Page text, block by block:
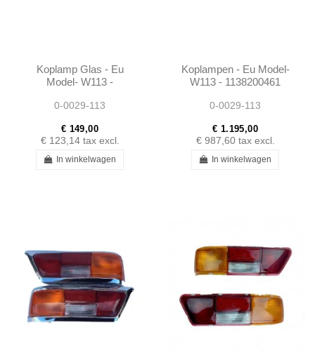
Koplamp Glas - Eu
Model- W113 -
0-0029-113
€ 149,00
€ 123,14 tax excl.
In winkelwagen
Koplampen - Eu Model-
W113 - 1138200461
0-0029-113
€ 1.195,00
€ 987,60 tax excl.
In winkelwagen